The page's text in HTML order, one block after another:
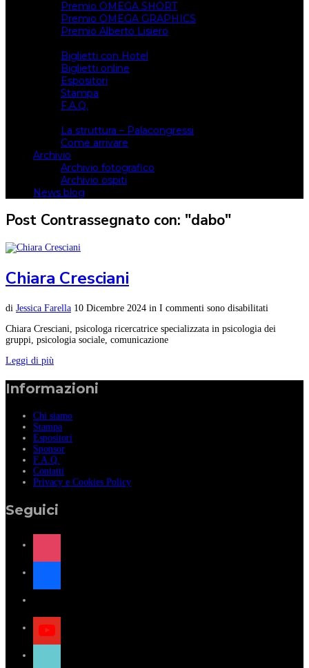
Premio OMEGA SHORT
Premio OMEGA GRAPHICS
Premio Alberto Lisiero
Biglietti con Hotel
Biglietti online
Espositori
Stampa
F.A.Q.
La struttura – Palacongressi
Come arrivare
Archivio
Archivio fotografico
Archivio ospiti
News blog
Post Contrassegnato con: "dabo"
Chiara Cresciani
di Jessica Farella 10 Dicembre 2024 in I commenti sono disabilitati
Chiara Cresciani, psicologa ricercatrice specializzata in psicologia dei
gruppi, psicologia sociale, comunicazione
Leggi di più
Informazioni
Chi siamo
Stampa
Espositori
Sponsor
F.A.Q.
Contatti
Privacy e Cookies Policy
Seguici
instagram
facebook
x
youtube
tiktok